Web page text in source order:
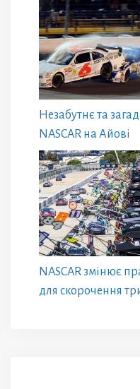
Незабутнє та
NASCAR на Айові
NASCAR змінює
для скорочення